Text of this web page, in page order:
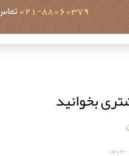
88060379-021
بخوانید